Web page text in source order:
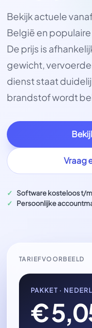
Bekijk actuele
België en
De prijs is
gewicht,
dienst staat
brandstof wordt
Vraag
Software kosteloos t/
Persoonlijke
TARIEFVOORBEELD
PAKKET ·
€